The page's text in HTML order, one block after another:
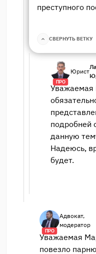
преступного
СВЕРНУТЬ ВЕТКУ
ПРО
Юрист
Уважаемая
подробней
данную
Надеюсь,
будет.
ПРО
Адвокат,
модератор
Уважаемая
повезло